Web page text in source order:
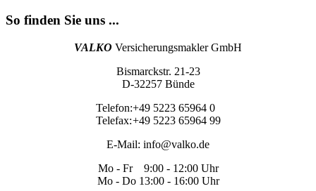
So finden Sie uns ...
VALKO Versicherungsmakler GmbH
Bismarckstr. 21-23
D-32257 Bünde
Telefon:+49 5223 65964 0
Telefax:+49 5223 65964 99
E-Mail: info@valko.de
Mo - Fr 9:00 - 12:00 Uhr
Mo - Do 13:00 - 16:00 Uhr